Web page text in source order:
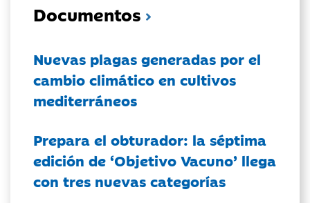
Documentos
Nuevas plagas generadas por el
cambio climático en cultivos
mediterráneos
Prepara el obturador: la séptima
edición de ‘Objetivo Vacuno’ llega
con tres nuevas categorías